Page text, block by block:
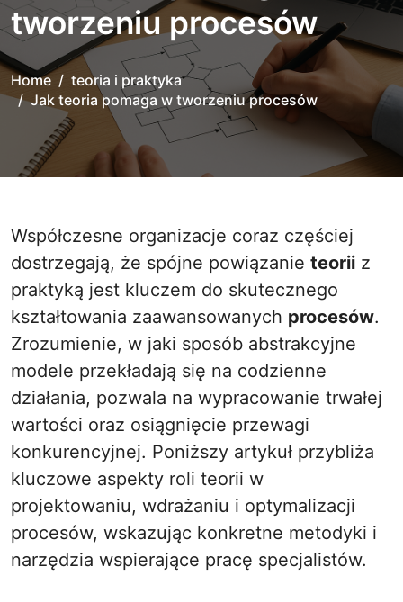
tworzeniu procesów
Home
teoria i praktyka
Jak teoria pomaga w tworzeniu procesów
Współczesne organizacje coraz częściej
dostrzegają, że spójne powiązanie teorii z
praktyką jest kluczem do skutecznego
kształtowania zaawansowanych procesów.
Zrozumienie, w jaki sposób abstrakcyjne
modele przekładają się na codzienne
działania, pozwala na wypracowanie trwałej
wartości oraz osiągnięcie przewagi
konkurencyjnej. Poniższy artykuł przybliża
kluczowe aspekty roli teorii w
projektowaniu, wdrażaniu i optymalizacji
procesów, wskazując konkretne metodyki i
narzędzia wspierające pracę specjalistów.